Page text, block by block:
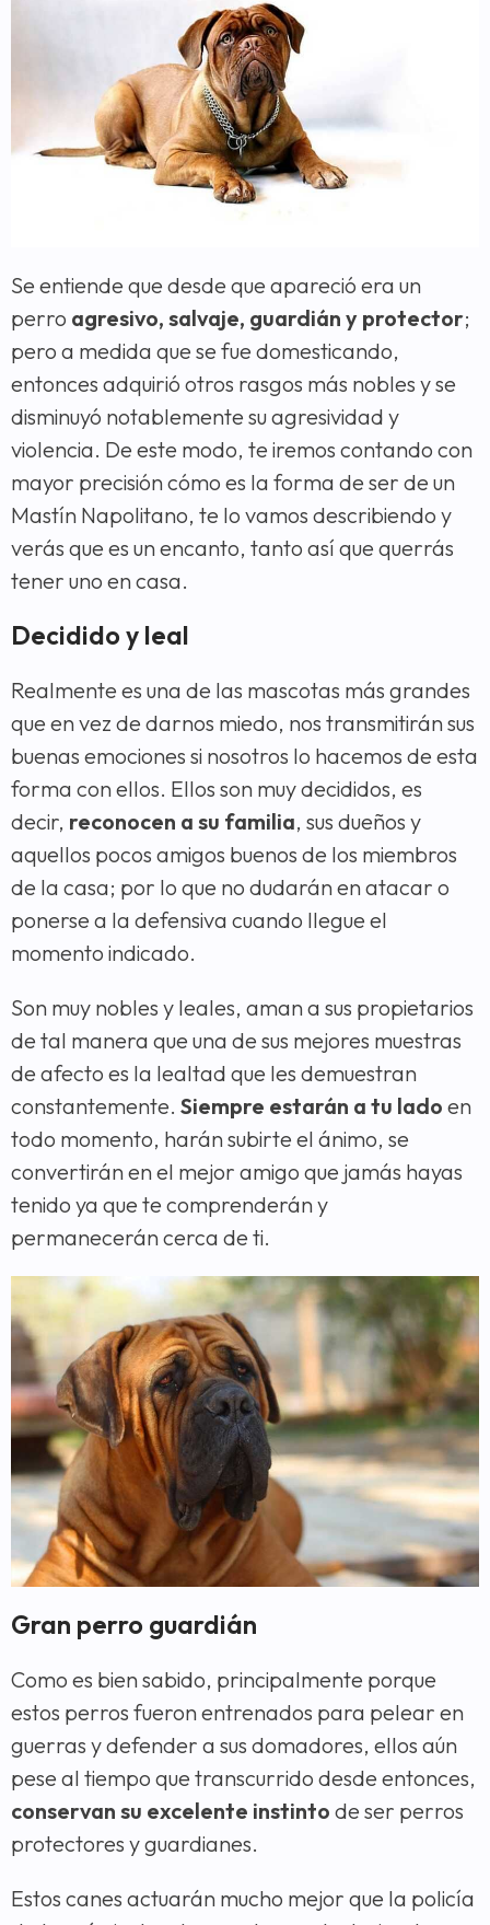
Se entiende que desde que apareció era un
perro agresivo, salvaje, guardián y protector;
pero a medida que se fue domesticando,
entonces adquirió otros rasgos más nobles y se
disminuyó notablemente su agresividad y
violencia. De este modo, te iremos contando con
mayor precisión cómo es la forma de ser de un
Mastín Napolitano, te lo vamos describiendo y
verás que es un encanto, tanto así que querrás
tener uno en casa.
Decidido y leal
Realmente es una de las mascotas más grandes
que en vez de darnos miedo, nos transmitirán sus
buenas emociones si nosotros lo hacemos de esta
forma con ellos. Ellos son muy decididos, es
decir, reconocen a su familia, sus dueños y
aquellos pocos amigos buenos de los miembros
de la casa; por lo que no dudarán en atacar o
ponerse a la defensiva cuando llegue el
momento indicado.
Son muy nobles y leales, aman a sus propietarios
de tal manera que una de sus mejores muestras
de afecto es la lealtad que les demuestran
constantemente. Siempre estarán a tu lado en
todo momento, harán subirte el ánimo, se
convertirán en el mejor amigo que jamás hayas
tenido ya que te comprenderán y
permanecerán cerca de ti.
Gran perro guardián
Como es bien sabido, principalmente porque
estos perros fueron entrenados para pelear en
guerras y defender a sus domadores, ellos aún
pese al tiempo que transcurrido desde entonces,
conservan su excelente instinto de ser perros
protectores y guardianes.
Estos canes actuarán mucho mejor que la policía